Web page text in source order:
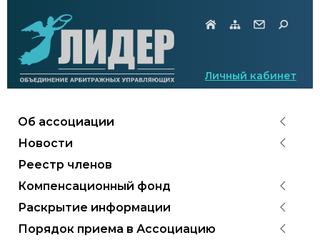
Личный кабинет
Об ассоциации
Новости
Реестр членов
Компенсационный фонд
Раскрытие информации
Порядок приема в Ассоциацию